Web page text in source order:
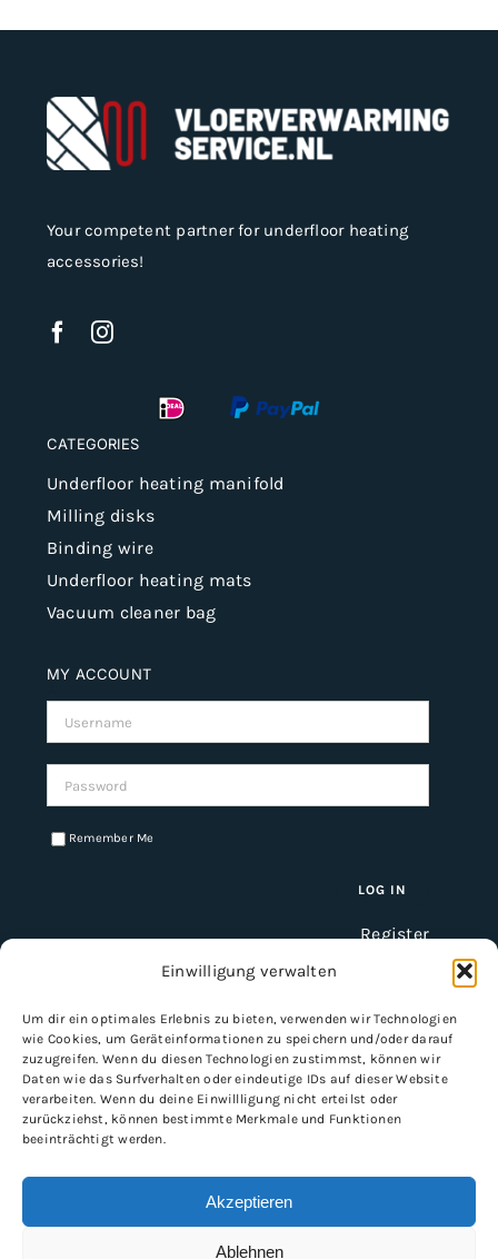
Einwilligung verwalten
Um dir ein optimales Erlebnis zu bieten, verwenden wir Technologien
wie Cookies, um Geräteinformationen zu speichern und/oder darauf
zuzugreifen. Wenn du diesen Technologien zustimmst, können wir
Daten wie das Surfverhalten oder eindeutige IDs auf dieser Website
verarbeiten. Wenn du deine Einwillligung nicht erteilst oder
zurückziehst, können bestimmte Merkmale und Funktionen
beeinträchtigt werden.
Akzeptieren
Ablehnen
Your competent partner for underfloor heating
accessories!
CATEGORIES
Underfloor heating manifold
Milling disks
Binding wire
Underfloor heating mats
Vacuum cleaner bag
MY ACCOUNT
Username:
Password:
Remember Me
Register
INFORMATION
Imprint
General Terms and Conditions
Data protection